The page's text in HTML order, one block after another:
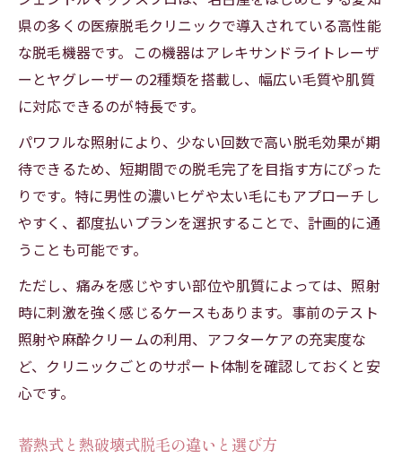
県の多くの医療脱毛クリニックで導入されている高性能
な脱毛機器です。この機器はアレキサンドライトレーザ
ーとヤグレーザーの2種類を搭載し、幅広い毛質や肌質
に対応できるのが特長です。
パワフルな照射により、少ない回数で高い脱毛効果が期
待できるため、短期間での脱毛完了を目指す方にぴった
りです。特に男性の濃いヒゲや太い毛にもアプローチし
やすく、都度払いプランを選択することで、計画的に通
うことも可能です。
ただし、痛みを感じやすい部位や肌質によっては、照射
時に刺激を強く感じるケースもあります。事前のテスト
照射や麻酔クリームの利用、アフターケアの充実度な
ど、クリニックごとのサポート体制を確認しておくと安
心です。
蓄熱式と熱破壊式脱毛の違いと選び方